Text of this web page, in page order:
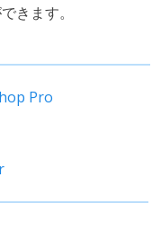
きます。
Pro